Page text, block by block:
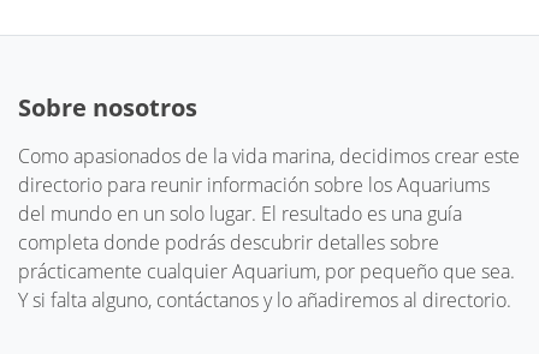
Sobre nosotros
Como apasionados de la vida marina, decidimos crear este
directorio para reunir información sobre los Aquariums
del mundo en un solo lugar. El resultado es una guía
completa donde podrás descubrir detalles sobre
prácticamente cualquier Aquarium, por pequeño que sea.
Y si falta alguno, contáctanos y lo añadiremos al directorio.